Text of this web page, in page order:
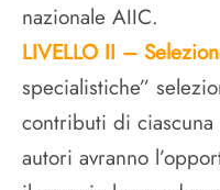
nazionale AIIC.
LIVELLO II –
specialistiche”
contributi di
autori avranno